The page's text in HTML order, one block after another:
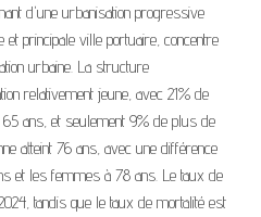
d'une urbanisation progressive
et principale ville portuaire, concentre
urbaine. La structure
relativement jeune, avec 21% de
ans, et seulement 9% de plus de
atteint 76 ans, avec une différence
et les femmes à 78 ans. Le taux de
tandis que le taux de mortalité est